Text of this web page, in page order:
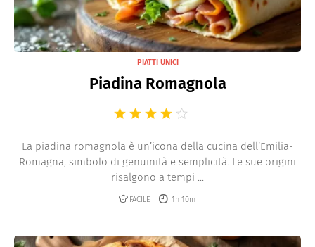
PIATTI UNICI
Piadina Romagnola
La piadina romagnola è un’icona della cucina dell’Emilia-
Romagna, simbolo di genuinità e semplicità. Le sue origini
risalgono a tempi ...
FACILE 1h 10m